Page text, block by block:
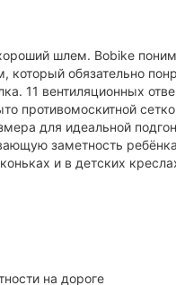
шлем. Bobike
обязательно
11 вентиляционных
противомоскитной
для идеальной
заметность
и в детских
на дороге